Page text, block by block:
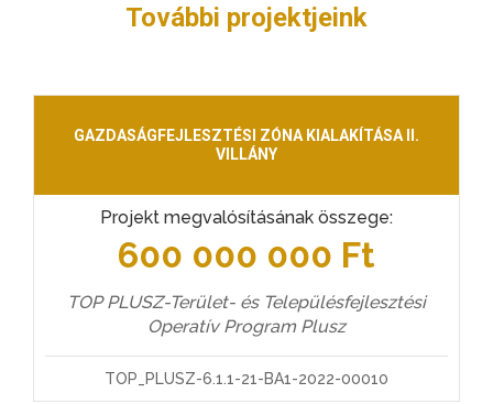
További projektjeink
GAZDASÁGFEJLESZTÉSI ZÓNA KIALAKÍTÁSA II.
VILLÁNY
Projekt megvalósításának összege:
600 000 000 Ft
TOP PLUSZ-Terület- és Településfejlesztési
Operatív Program Plusz
TOP_PLUSZ-6.1.1-21-BA1-2022-00010